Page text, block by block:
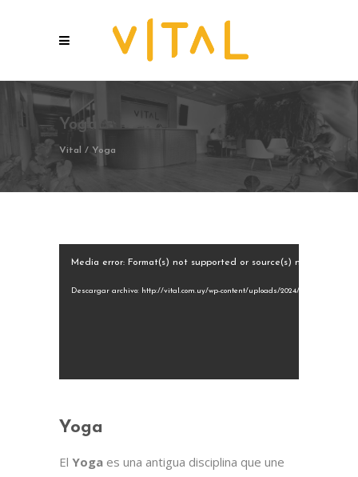
Yoga
Vital / Yoga
Reproductor
vídeo
Media error: Format(s) not supported or source(s) not found
Descargar archivo: http://vital.com.uy/wp-content/uploads/2024/01/yoga.mp4
Yoga
El Yoga es una antigua disciplina que une